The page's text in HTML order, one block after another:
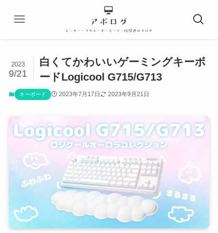
白くてかわいいゲーミングキーボ
ードLogicool G715/G713
2023
9/21
キーボード 2023年7月17日 2023年9月21日